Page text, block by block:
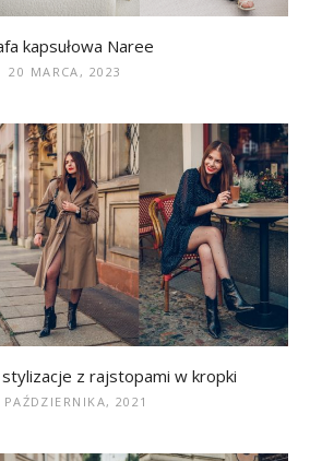
kapsułowa Naree
20 MARCA, 2023
z rajstopami w kropki
PAŹDZIERNIKA, 2021